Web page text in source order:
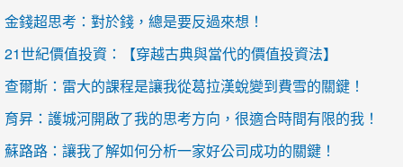
金錢超思考：對於錢，總是要反過來想！
21世紀價值投資：【穿越古典與當代的價值投資法】
查爾斯：雷大的課程是讓我從葛拉漢蛻變到費雪的關鍵！
育昇：護城河開啟了我的思考方向，很適合時間有限的我！
蘇路路：讓我了解如何分析一家好公司成功的關鍵！